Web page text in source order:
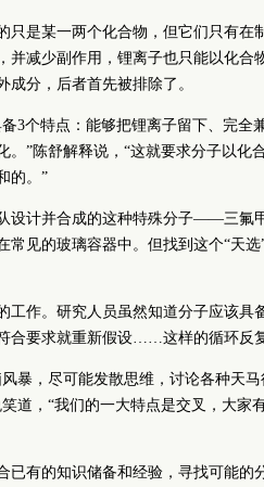
只是某一两个化合物，但它们只有在
并减少副作用，锂离子也只能以化合
分，后者首先被排除了。
3个特点：能够把锂离子留下、完全
。”陈舒解释说，“这就要求分子以化
的。”
设计并合成的这种特殊分子——三氟
见的玻璃容器中。但找到这个“天选
工作。研究人员虽然知道分子应该具
合要求就重新假设……这样的循环反
暴，尽可能发散思维，讨论各种天
道，“我们的一大特点是交叉，大家
已有的知识储备和经验，寻找可能的